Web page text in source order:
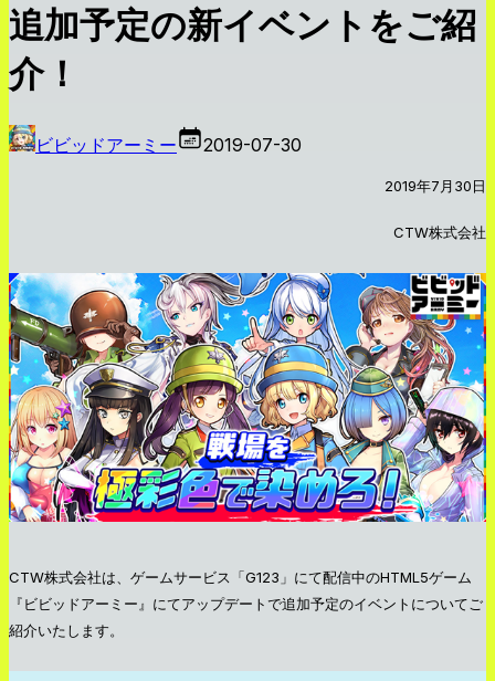
追加予定の新イベントをご紹
介！
ビビッドアーミー 2019-07-30
2019年7月30日
CTW株式会社
CTW株式会社は、ゲームサービス「G123」にて配信中のHTML5ゲーム
『ビビッドアーミー』にてアップデートで追加予定のイベントについてご
紹介いたします。